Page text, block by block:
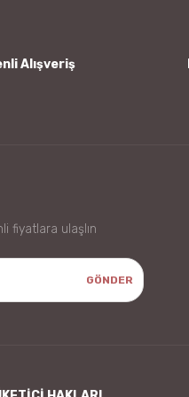
Alışveriş
fiyatlara ulaşlın
GÖNDER